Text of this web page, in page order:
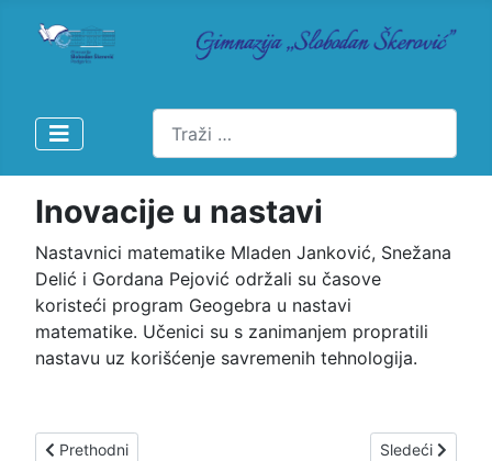
Pretraži
Inovacije u nastavi
Nastavnici matematike Mladen Janković, Snežana
Delić i Gordana Pejović održali su časove
koristeći program Geogebra u nastavi
matematike. Učenici su s zanimanjem propratili
nastavu uz korišćenje savremenih tehnologija.
Prethodni članak: Da mladi zaista govore
Prethodni Sledeći članak:
Sledeći